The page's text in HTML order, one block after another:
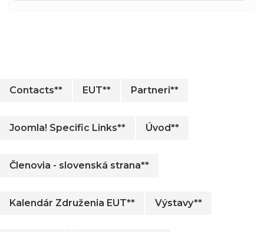
Contacts** EUT** Partneri**
Joomla! Specific Links** Úvod**
Členovia - slovenská strana**
Kalendár Združenia EUT** Výstavy**